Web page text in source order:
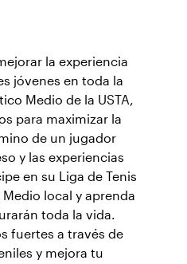
la experiencia
jóvenes en toda la
Medio de la USTA,
para maximizar la
de un jugador
y las experiencias
en su Liga de Tenis
local y aprenda
toda la vida.
fuertes a través de
y mejora tu